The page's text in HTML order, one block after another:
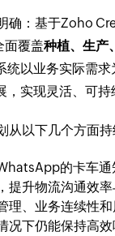
确：基于Zoho
面覆盖种植、生产
统以业务实际需
，实现灵活、可持
从以下几个方面持
的卡车
提升物流沟通效率
理、业务连续性
况下仍能保持高效